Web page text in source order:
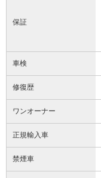
保証
車検
修復歴
ワンオーナー
正規輸入車
禁煙車